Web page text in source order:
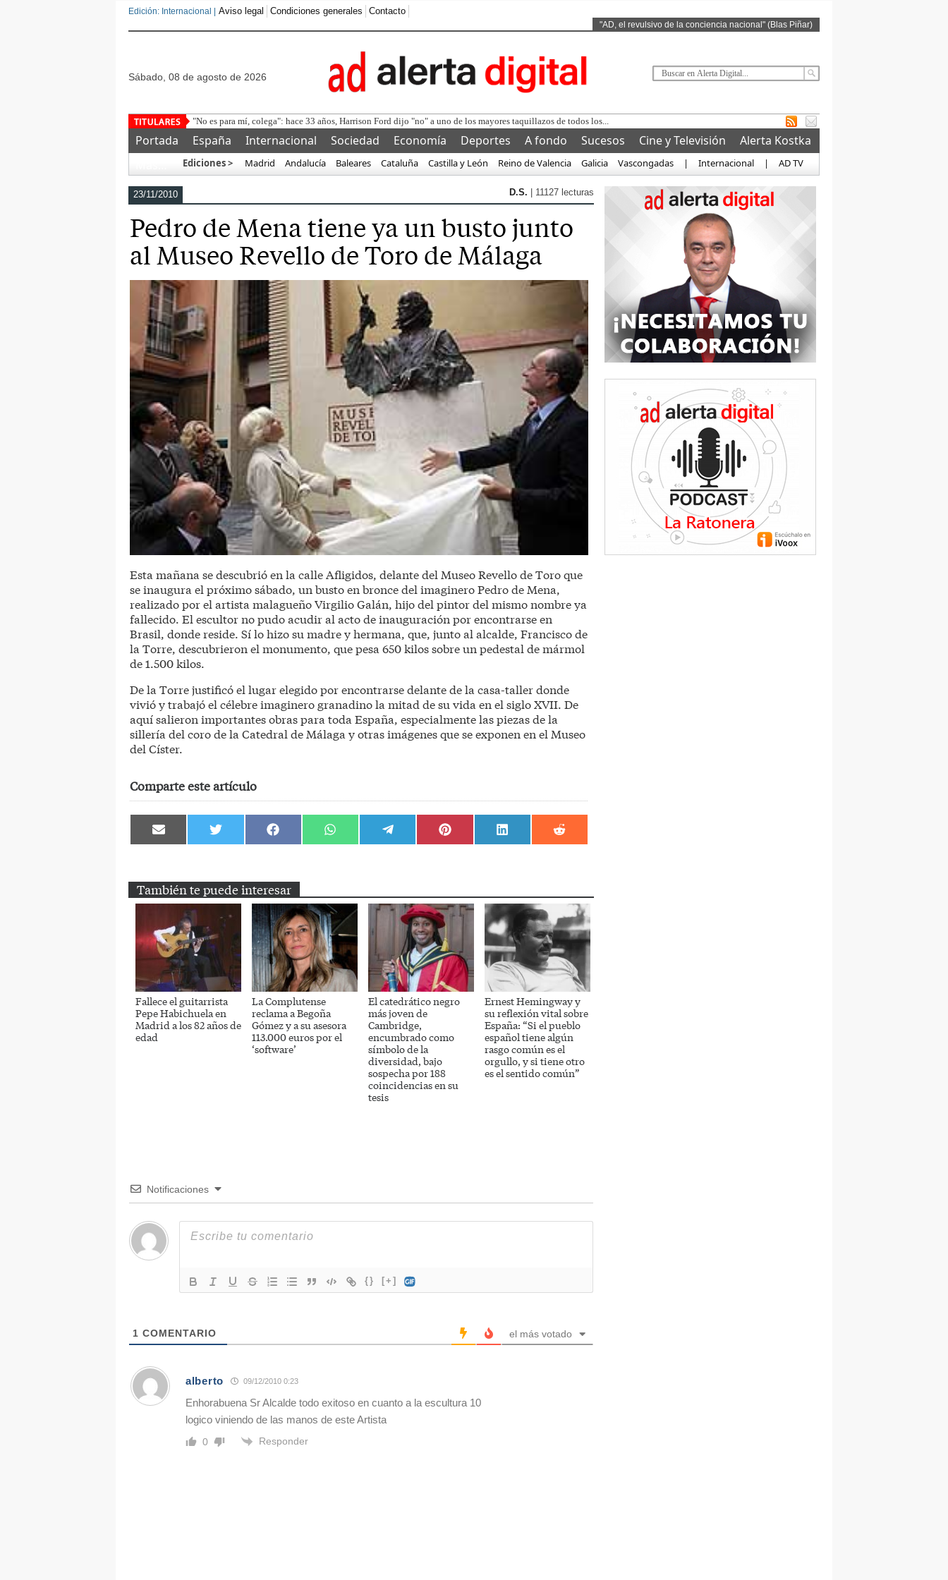
Edición: Internacional | Aviso legal Condiciones generales Contacto
"AD, el revulsivo de la conciencia nacional" (Blas Piñar)
sábado, 08 de agosto de 2026
Portada España Internacional Sociedad Economía Deportes A fondo Sucesos Cine y Televisión
Alerta Kostka
Ediciones > Madrid Andalucía Baleares Cataluña Castilla y León Reino de Valencia Galicia Vascongadas | Internacional | AD TV
23/11/2010 D.S. | 11127 lecturas
Pedro de Mena tiene ya un busto junto
al Museo Revello de Toro de Málaga
Esta mañana se descubrió en la calle Afligidos, delante del Museo Revello de Toro que
se inaugura el próximo sábado, un busto en bronce del imaginero Pedro de Mena,
realizado por el artista malagueño Virgilio Galán, hijo del pintor del mismo nombre ya
fallecido. El escultor no pudo acudir al acto de inauguración por encontrarse en
Brasil, donde reside. Sí lo hizo su madre y hermana, que, junto al alcalde, Francisco de
la Torre, descubrieron el monumento, que pesa 650 kilos sobre un pedestal de mármol
de 1.500 kilos.
De la Torre justificó el lugar elegido por encontrarse delante de la casa-taller donde
vivió y trabajó el célebre imaginero granadino la mitad de su vida en el siglo XVII. De
aquí salieron importantes obras para toda España, especialmente las piezas de la
sillería del coro de la Catedral de Málaga y otras imágenes que se exponen en el Museo
del Císter.
Comparte este artículo
Compartir
en
Compartir
en
Compartir
en
Compartir
en
Compartir
en
Compartir
en
Compartir
en
Compartir
en
También te puede interesar
Fallece el guitarrista
Pepe Habichuela en
Madrid a los 82 años de
edad
La Complutense
reclama a Begoña
Gómez y a su asesora
113.000 euros por el
‘software’
El catedrático negro
más joven de
Cambridge,
encumbrado como
símbolo de la
diversidad, bajo
sospecha por 188
coincidencias en su
tesis
Ernest Hemingway y
su reflexión vital sobre
España: “Si el pueblo
español tiene algún
rasgo común es el
orgullo, y si tiene otro
es el sentido común”
Notificaciones
{} [+]
1 COMENTARIO el más votado
alberto 09/12/2010 0:23
Enhorabuena Sr Alcalde todo exitoso en cuanto a la escultura 10
logico viniendo de las manos de este Artista
0 Responder